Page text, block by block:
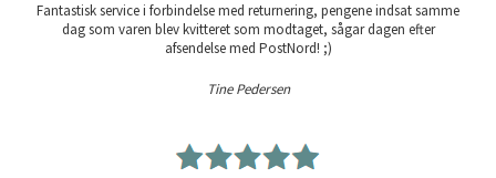
Fantastisk service i forbindelse med returnering, pengene indsat samme
dag som varen blev kvitteret som modtaget, sågar dagen efter
afsendelse med PostNord! ;)
Tine Pedersen